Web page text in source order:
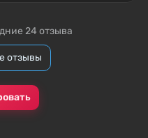
24 отзыва
отзывы